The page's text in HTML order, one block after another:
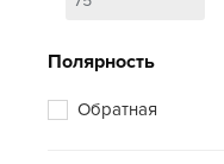
Полярность
Обратная